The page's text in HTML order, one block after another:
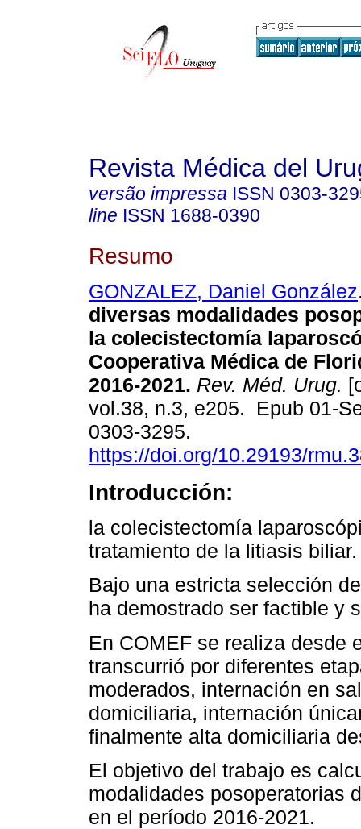
Revista Médica del
versão impressa ISSN 0303-
line ISSN 1688-0390
Resumo
GONZALEZ, Daniel González
diversas modalidades
la colecistectomía
Cooperativa Médica de
2016-2021. Rev. Méd. Urug.
vol.38, n.3, e205. Epub 01-
0303-3295.
https://doi.org/10.29193/
Introducción:
la colecistectomía
tratamiento de la litiasis biliar.
Bajo una estricta selección
ha demostrado ser factible y
En COMEF se realiza desde
transcurrió por diferentes
moderados, internación en
domiciliaria, internación
finalmente alta domiciliaria
El objetivo del trabajo es
modalidades posoperatorias
en el período 2016-2021.